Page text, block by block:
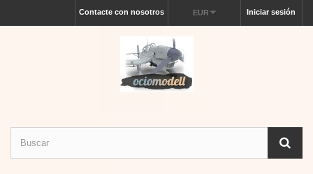
Iniciar sesión
EUR
Contacte con nosotros